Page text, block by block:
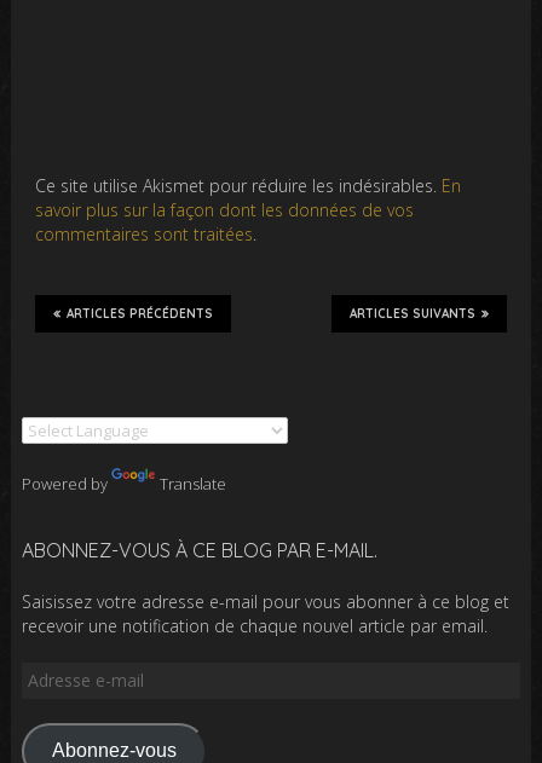
Ce site utilise Akismet pour réduire les indésirables. En
savoir plus sur la façon dont les données de vos
commentaires sont traitées.
ARTICLES SUIVANTS
ARTICLES PRÉCÉDENTS
Powered by Translate
ABONNEZ-VOUS À CE BLOG PAR E-MAIL.
Saisissez votre adresse e-mail pour vous abonner à ce blog et
recevoir une notification de chaque nouvel article par email.
Adresse
mail
Abonnez-vous